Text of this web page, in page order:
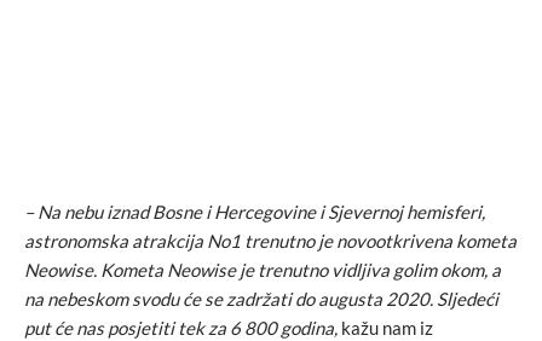
– Na nebu iznad Bosne i Hercegovine i Sjevernoj hemisferi,
astronomska atrakcija No1 trenutno je novootkrivena kometa
Neowise. Kometa Neowise je trenutno vidljiva golim okom, a
na nebeskom svodu će se zadržati do augusta 2020. Sljedeći
put će nas posjetiti tek za 6 800 godina, kažu nam iz